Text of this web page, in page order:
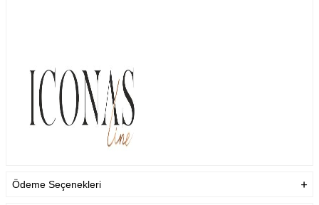
Ödeme Seçenekleri